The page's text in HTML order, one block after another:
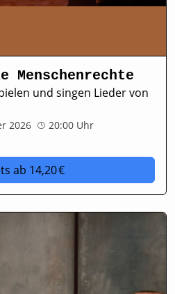
und singen Lieder von
2026
20:00 Uhr
ab 14,20 €